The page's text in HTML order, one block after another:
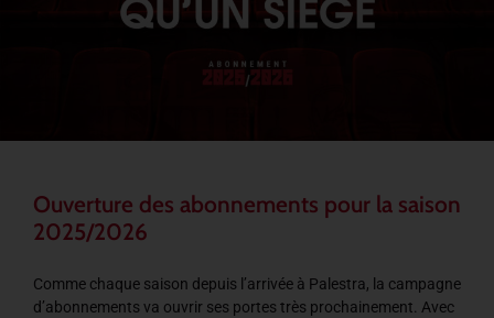
Ouverture des abonnements pour la saison
2025/2026
Comme chaque saison depuis l’arrivée à Palestra, la campagne
d’abonnements va ouvrir ses portes très prochainement. Avec